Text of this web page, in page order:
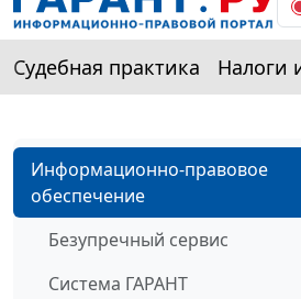
Судебная практика Налоги
Информационно-правовое
обеспечение
Безупречный сервис
Система ГАРАНТ